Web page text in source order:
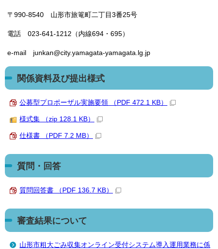
〒990-8540 山形市旅篭町二丁目3番25号
電話 023-641-1212（内線694・695）
e-mail junkan@city.yamagata-yamagata.lg.jp
関係資料及び提出様式
公募型プロポーザル実施要領 （PDF 472.1 KB）
様式集 （zip 128.1 KB）
仕様書 （PDF 7.2 MB）
質問・回答
質問回答書 （PDF 136.7 KB）
審査結果について
山形市粗大ごみ収集オンライン受付システム導入運用業務に係